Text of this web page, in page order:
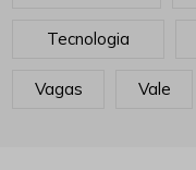
Tecnologia
Vagas Vale